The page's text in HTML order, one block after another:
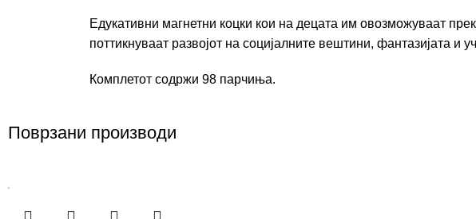
Едукативни магнетни коцки кои на децата им овозможуваат
поттикнуваат развојот на социјалните вештини, фантазијата и
Комплетот содржи 98 парчиња.
Поврзани производи